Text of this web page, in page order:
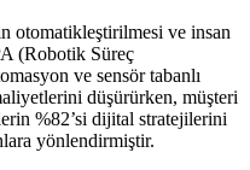
otomatikleştirilmesi ve insan
(Robotik Süreç
ve sensör tabanlı
düşürürken, müşteri
%82’si dijital stratejilerini
yönlendirmiştir.